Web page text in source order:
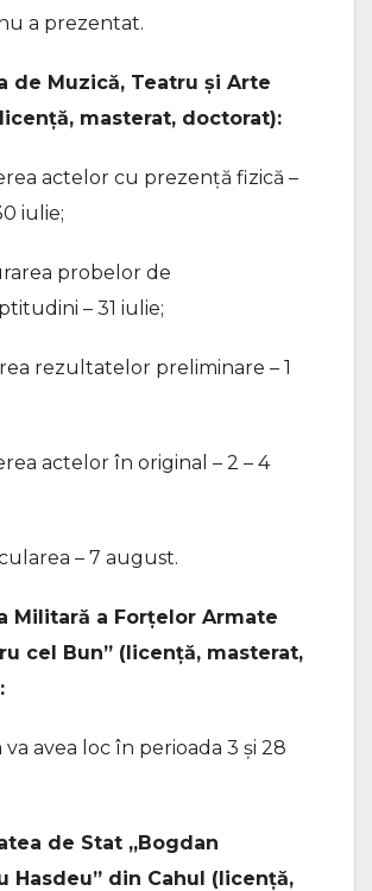
a prezentat.
de Muzică, Teatru și Arte
masterat, doctorat):
actelor cu prezență fizică –
iulie;
probelor de
– 31 iulie;
rezultatelor preliminare – 1
actelor în original – 2 – 4
– 7 august.
Militară a Forţelor Armate
cel Bun” (licență, masterat,
avea loc în perioada 3 și 28
de Stat „Bogdan
Hasdeu” din Cahul (licență,